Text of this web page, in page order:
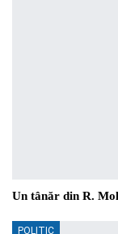
Un tânăr din R.
POLITIC